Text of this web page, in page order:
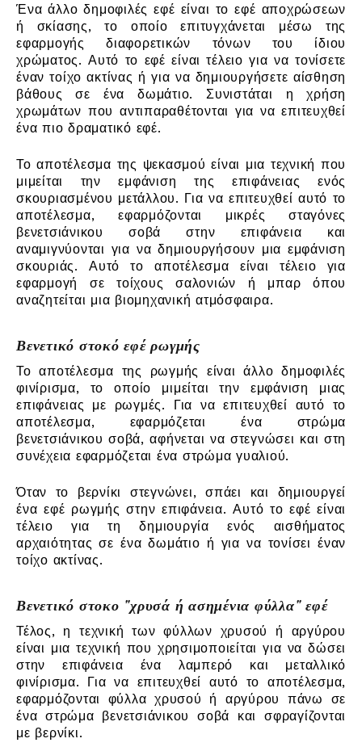
Ένα άλλο δημοφιλές εφέ είναι το εφέ αποχρώσεων
ή σκίασης, το οποίο επιτυγχάνεται μέσω της
εφαρμογής διαφορετικών τόνων του ίδιου
χρώματος. Αυτό το εφέ είναι τέλειο για να τονίσετε
έναν τοίχο ακτίνας ή για να δημιουργήσετε αίσθηση
βάθους σε ένα δωμάτιο. Συνιστάται η χρήση
χρωμάτων που αντιπαραθέτονται για να επιτευχθεί
ένα πιο δραματικό εφέ.
Το αποτέλεσμα της ψεκασμού είναι μια τεχνική που
μιμείται την εμφάνιση της επιφάνειας ενός
σκουριασμένου μετάλλου. Για να επιτευχθεί αυτό το
αποτέλεσμα, εφαρμόζονται μικρές σταγόνες
βενετσιάνικου σοβά στην επιφάνεια και
αναμιγνύονται για να δημιουργήσουν μια εμφάνιση
σκουριάς. Αυτό το αποτέλεσμα είναι τέλειο για
εφαρμογή σε τοίχους σαλονιών ή μπαρ όπου
αναζητείται μια βιομηχανική ατμόσφαιρα.
Βενετικό στοκό εφέ ρωγμής
Το αποτέλεσμα της ρωγμής είναι άλλο δημοφιλές
φινίρισμα, το οποίο μιμείται την εμφάνιση μιας
επιφάνειας με ρωγμές. Για να επιτευχθεί αυτό το
αποτέλεσμα, εφαρμόζεται ένα στρώμα
βενετσιάνικου σοβά, αφήνεται να στεγνώσει και στη
συνέχεια εφαρμόζεται ένα στρώμα γυαλιού.
Όταν το βερνίκι στεγνώνει, σπάει και δημιουργεί
ένα εφέ ρωγμής στην επιφάνεια. Αυτό το εφέ είναι
τέλειο για τη δημιουργία ενός αισθήματος
αρχαιότητας σε ένα δωμάτιο ή για να τονίσει έναν
τοίχο ακτίνας.
Βενετικό στοκο "χρυσά ή ασημένια φύλλα" εφέ
Τέλος, η τεχνική των φύλλων χρυσού ή αργύρου
είναι μια τεχνική που χρησιμοποιείται για να δώσει
στην επιφάνεια ένα λαμπερό και μεταλλικό
φινίρισμα. Για να επιτευχθεί αυτό το αποτέλεσμα,
εφαρμόζονται φύλλα χρυσού ή αργύρου πάνω σε
ένα στρώμα βενετσιάνικου σοβά και σφραγίζονται
με βερνίκι.